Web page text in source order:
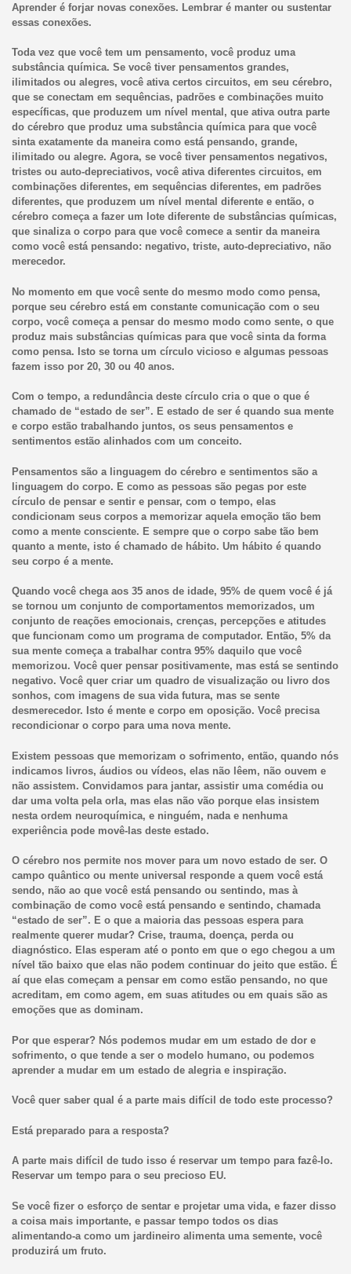
Aprender é forjar novas conexões. Lembrar é manter ou sustentar
essas conexões.
Toda vez que você tem um pensamento, você produz uma
substância química. Se você tiver pensamentos grandes,
ilimitados ou alegres, você ativa certos circuitos, em seu cérebro,
que se conectam em sequências, padrões e combinações muito
específicas, que produzem um nível mental, que ativa outra parte
do cérebro que produz uma substância química para que você
sinta exatamente da maneira como está pensando, grande,
ilimitado ou alegre. Agora, se você tiver pensamentos negativos,
tristes ou auto-depreciativos, você ativa diferentes circuitos, em
combinações diferentes, em sequências diferentes, em padrões
diferentes, que produzem um nível mental diferente e então, o
cérebro começa a fazer um lote diferente de substâncias químicas,
que sinaliza o corpo para que você comece a sentir da maneira
como você está pensando: negativo, triste, auto-depreciativo, não
merecedor.
No momento em que você sente do mesmo modo como pensa,
porque seu cérebro está em constante comunicação com o seu
corpo, você começa a pensar do mesmo modo como sente, o que
produz mais substâncias químicas para que você sinta da forma
como pensa. Isto se torna um círculo vicioso e algumas pessoas
fazem isso por 20, 30 ou 40 anos.
Com o tempo, a redundância deste círculo cria o que o que é
chamado de “estado de ser”. E estado de ser é quando sua mente
e corpo estão trabalhando juntos, os seus pensamentos e
sentimentos estão alinhados com um conceito.
Pensamentos são a linguagem do cérebro e sentimentos são a
linguagem do corpo. E como as pessoas são pegas por este
círculo de pensar e sentir e pensar, com o tempo, elas
condicionam seus corpos a memorizar aquela emoção tão bem
como a mente consciente. E sempre que o corpo sabe tão bem
quanto a mente, isto é chamado de hábito. Um hábito é quando
seu corpo é a mente.
Quando você chega aos 35 anos de idade, 95% de quem você é já
se tornou um conjunto de comportamentos memorizados, um
conjunto de reações emocionais, crenças, percepções e atitudes
que funcionam como um programa de computador. Então, 5% da
sua mente começa a trabalhar contra 95% daquilo que você
memorizou. Você quer pensar positivamente, mas está se sentindo
negativo. Você quer criar um quadro de visualização ou livro dos
sonhos, com imagens de sua vida futura, mas se sente
desmerecedor. Isto é mente e corpo em oposição. Você precisa
recondicionar o corpo para uma nova mente.
Existem pessoas que memorizam o sofrimento, então, quando nós
indicamos livros, áudios ou vídeos, elas não lêem, não ouvem e
não assistem. Convidamos para jantar, assistir uma comédia ou
dar uma volta pela orla, mas elas não vão porque elas insistem
nesta ordem neuroquímica, e ninguém, nada e nenhuma
experiência pode movê-las deste estado.
O cérebro nos permite nos mover para um novo estado de ser. O
campo quântico ou mente universal responde a quem você está
sendo, não ao que você está pensando ou sentindo, mas à
combinação de como você está pensando e sentindo, chamada
“estado de ser”. E o que a maioria das pessoas espera para
realmente querer mudar? Crise, trauma, doença, perda ou
diagnóstico. Elas esperam até o ponto em que o ego chegou a um
nível tão baixo que elas não podem continuar do jeito que estão. É
aí que elas começam a pensar em como estão pensando, no que
acreditam, em como agem, em suas atitudes ou em quais são as
emoções que as dominam.
Por que esperar? Nós podemos mudar em um estado de dor e
sofrimento, o que tende a ser o modelo humano, ou podemos
aprender a mudar em um estado de alegria e inspiração.
Você quer saber qual é a parte mais difícil de todo este processo?
Está preparado para a resposta?
A parte mais difícil de tudo isso é reservar um tempo para fazê-lo.
Reservar um tempo para o seu precioso EU.
Se você fizer o esforço de sentar e projetar uma vida, e fazer disso
a coisa mais importante, e passar tempo todos os dias
alimentando-a como um jardineiro alimenta uma semente, você
produzirá um fruto.